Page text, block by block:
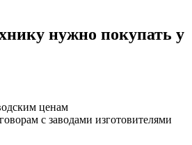
нужно покупать у
ценам
с заводами изготовителями